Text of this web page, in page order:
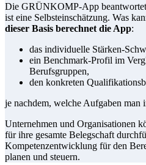
Die GRÜNKOMP-App
ist eine Selbsteinschätzung. Was
dieser Basis berechnet die App:
das individuelle Stärken-
ein Benchmark-Profil im
Berufsgruppen,
den konkreten
je nachdem, welche Aufgaben
Unternehmen und Organisationen
für ihre gesamte Belegschaft
Kompetenzentwicklung für den
planen und steuern.